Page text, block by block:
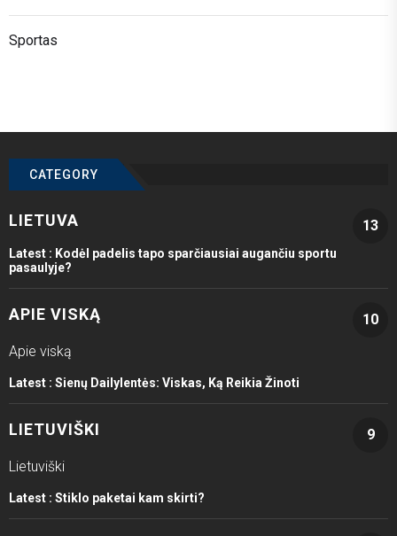
Sportas
CATEGORY
LIETUVA 13
Latest : Kodėl padelis tapo sparčiausiai augančiu sportu
pasaulyje?
APIE VISKĄ
10
Apie viską
Latest : Sienų Dailylentės: Viskas, Ką Reikia Žinoti
LIETUVIŠKI
9
Lietuviški
Latest : Stiklo paketai kam skirti?